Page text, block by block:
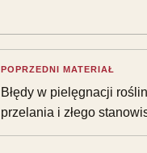
POPRZEDNI MATERIAŁ
Błędy w pielęgnacji
przelania i złego